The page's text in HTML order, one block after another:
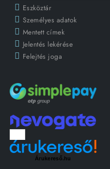
Eszköztár
Személyes adatok
Mentett címek
Jelentés lekérése
Felejtés joga
Árukereső.hu